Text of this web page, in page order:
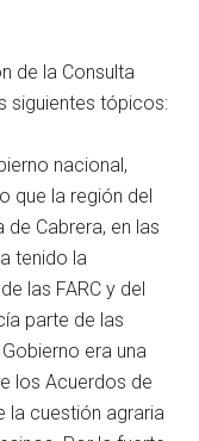
de la Consulta
siguientes tópicos:
nacional,
que la región del
Cabrera, en las
tenido la
las FARC y del
parte de las
Gobierno era una
los Acuerdos de
la cuestión agraria